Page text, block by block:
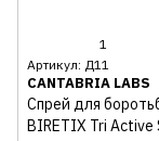
1
Артикул: Д11
CANTABRIA LABS
Спрей для
BIRETIX Tri Active